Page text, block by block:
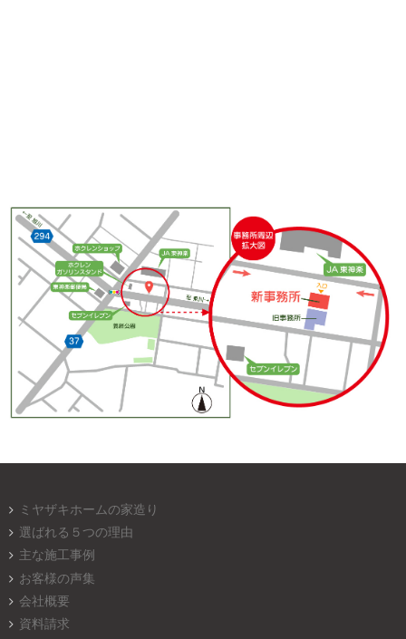
ミヤザキホームの家造り
選ばれる５つの理由
主な施工事例
お客様の声集
会社概要
資料請求